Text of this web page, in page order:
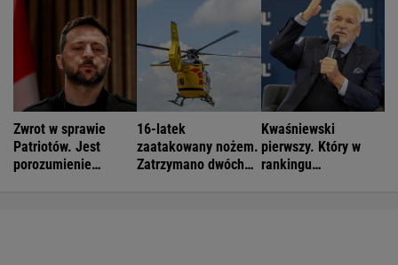
Zwrot w sprawie
Patriotów. Jest
porozumienie
16-latek
zaatakowany nożem.
Zatrzymano dwóch
Kwaśniewski
pierwszy. Który w
rankingu